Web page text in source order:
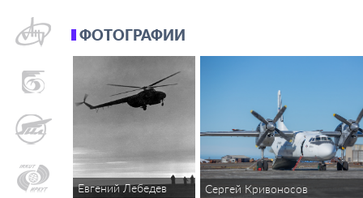
ФОТОГРАФИИ
Евгений Лебедев Сергей Кривоносов